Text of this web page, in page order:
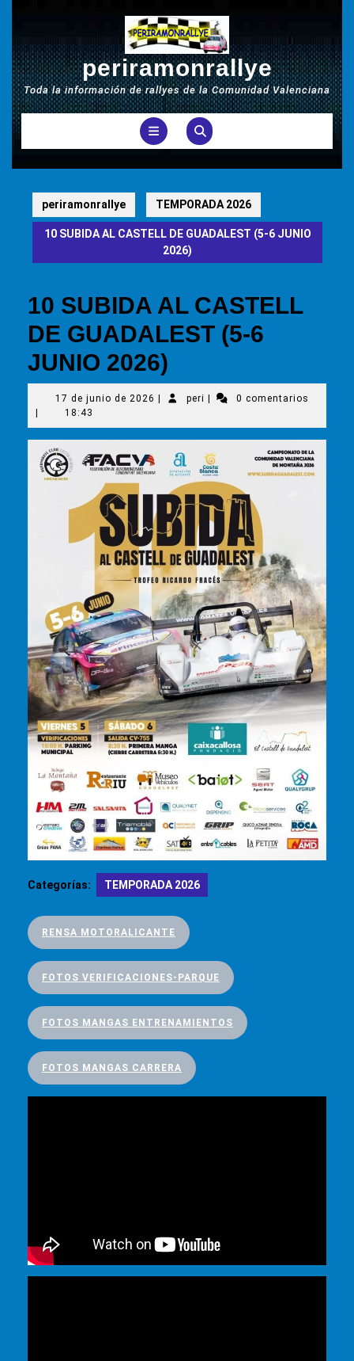
periramonrallye
Toda la información de rallyes de la Comunidad Valenciana
Botón
de
apertura
periramonrallye TEMPORADA 2026
10 SUBIDA AL CASTELL DE GUADALEST (5-6 JUNIO
2026)
10 SUBIDA AL CASTELL
DE GUADALEST (5-6
JUNIO 2026)
17 de junio de 2026 17
junio
de
2026
peri peri
0 comentarios
18:43
Categorías: TEMPORADA 2026
RENSA MOTORALICANTE
FOTOS VERIFICACIONES-PARQUE
FOTOS MANGAS ENTRENAMIENTOS
FOTOS MANGAS CARRERA